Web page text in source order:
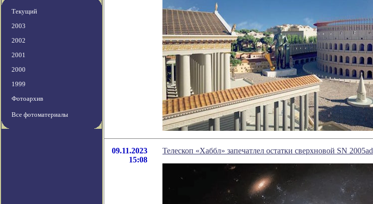
Текущий
2003
2002
2001
2000
1999
Фотоархив
Все фотоматериалы
09.11.2023
15:08
Телескоп «Хаббл» запечатлел остатки сверхновой SN 2005ad